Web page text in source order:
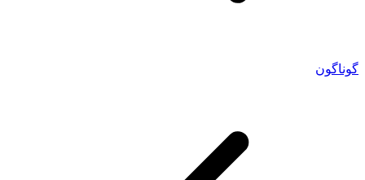
گوناگون